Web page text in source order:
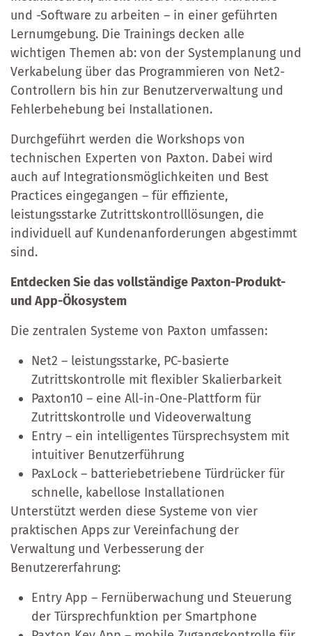
und -Software zu arbeiten – in einer geführten
Lernumgebung. Die Trainings decken alle
wichtigen Themen ab: von der Systemplanung und
Verkabelung über das Programmieren von Net2-
Controllern bis hin zur Benutzerverwaltung und
Fehlerbehebung bei Installationen.
Durchgeführt werden die Workshops von
technischen Experten von Paxton. Dabei wird
auch auf Integrationsmöglichkeiten und Best
Practices eingegangen – für effiziente,
leistungsstarke Zutrittskontrolllösungen, die
individuell auf Kundenanforderungen abgestimmt
sind.
Entdecken Sie das vollständige Paxton-Produkt-
und App-Ökosystem
Die zentralen Systeme von Paxton umfassen:
Net2 – leistungsstarke, PC-basierte
Zutrittskontrolle mit flexibler Skalierbarkeit
Paxton10 – eine All-in-One-Plattform für
Zutrittskontrolle und Videoverwaltung
Entry – ein intelligentes Türsprechsystem mit
intuitiver Benutzerführung
PaxLock – batteriebetriebene Türdrücker für
schnelle, kabellose Installationen
Unterstützt werden diese Systeme von vier
praktischen Apps zur Vereinfachung der
Verwaltung und Verbesserung der
Benutzererfahrung:
Entry App – Fernüberwachung und Steuerung
der Türsprechfunktion per Smartphone